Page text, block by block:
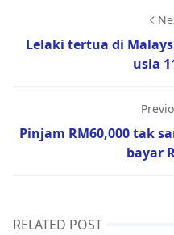
Lelaki tertua di
usia
Pinjam RM60,000 tak
bayar
RELATED POST